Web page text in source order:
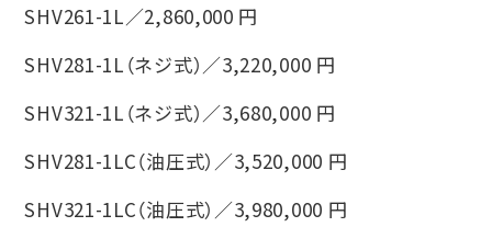
SHV261-1L∕2,860,000 円
SHV281-1L（ネジ式）∕3,220,000 円
SHV321-1L（ネジ式）∕3,680,000 円
SHV281-1LC（油圧式）∕3,520,000 円
SHV321-1LC（油圧式）∕3,980,000 円